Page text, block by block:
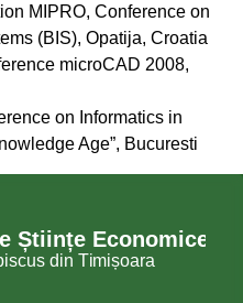
MIPRO, Conference on
(BIS), Opatija, Croatia
microCAD 2008,
on Informatics in
Age”, Bucuresti